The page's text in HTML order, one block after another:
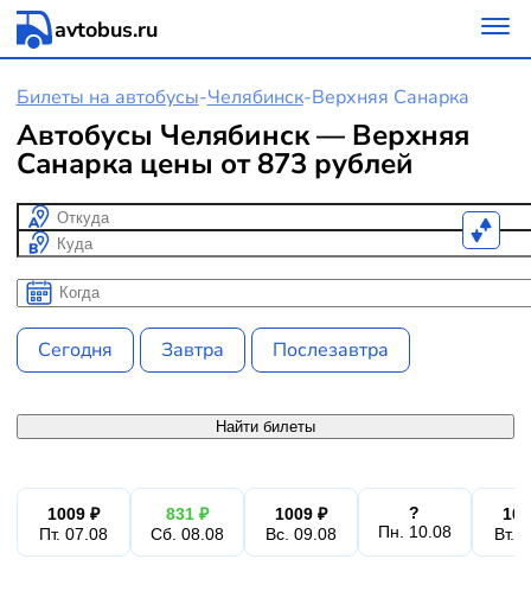
avtobus.ru
Билеты на автобусы-Челябинск-Верхняя Санарка
Автобусы Челябинск — Верхняя
Санарка цены от 873 рублей
Откуда
Куда
Когда
Когда
Сегодня Завтра Послезавтра
Найти билеты
1009 ₽
Пт. 07.08
831 ₽
Сб. 08.08
1009 ₽
Вс. 09.08
?
Пн. 10.08
Вт.